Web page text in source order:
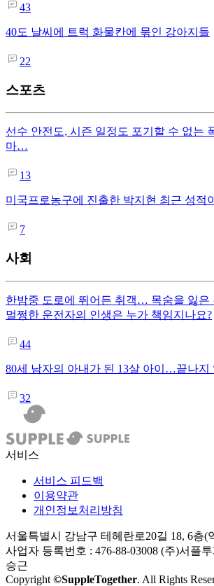
43
40도 날씨에 트럭 화물칸에 묶인 강아지들
22
스포츠
선수 안전도, 시즌 일정도 포기할 수 없는
마…
13
미국프로농구에 진출한 박지현 최근 성적
7
사회
한밤중 도로에 뛰어든 취객… 목숨을 잃은
멀쩡한 운전자의 인생은 누가 책임지나요?
44
80세 남자의 아내가 된 13살 아이…끝나지
32
서비스
서비스 피드백
이용약관
개인정보처리방침
서울특별시 강남구 테헤란로20길 18, 6층(
사업자 등록번호 : 476-88-03008 (주)서플
승근
Copyright ©SuppleTogether. All Rights